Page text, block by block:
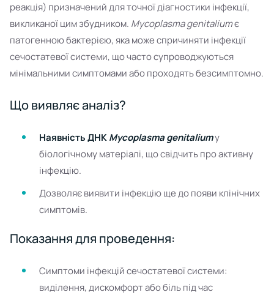
реакція) призначений для точної діагностики інфекції,
викликаної цим збудником. Mycoplasma genitaliumє
патогенною бактерією, яка може спричиняти інфекції
сечостатевої системи, що часто супроводжуються
мінімальними симптомами або проходять безсимптомно.
Що виявляє аналіз?
Наявність ДНКMycoplasma genitaliumу
біологічному матеріалі, що свідчить про активну
інфекцію.
Дозволяє виявити інфекцію ще до появи клінічних
симптомів.
Показання для проведення:
Симптоми інфекцій сечостатевої системи:
виділення, дискомфорт або біль під час